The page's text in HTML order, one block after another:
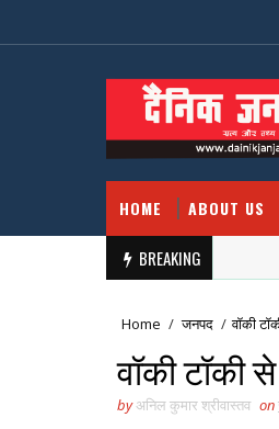
HOME ABOUT US
BREAKING
Home / जनपद / वॉकी
वॉकी टॉकी
byअनिल कुमार श्रीवास्तव on